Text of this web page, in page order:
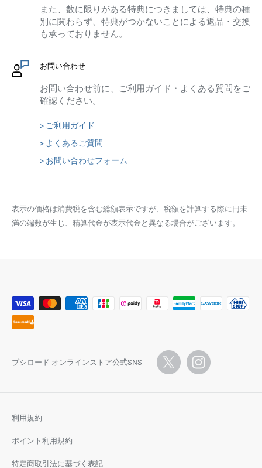
また、数に限りがある特典につきましては、特典の種
別に関わらず、特典がつかないことによる返品・交換
も承っておりません。
お問い合わせ
お問い合わせ前に、ご利用ガイド・よくある質問をご
確認ください。
> ご利用ガイド
> よくあるご質問
> お問い合わせフォーム
表示の価格は消費税を含む総額表示ですが、税額を計算する際に円未
満の端数が生じ、精算代金が表示代金と異なる場合がございます。
ブシロード オンラインストア公式SNS
利用規約
ポイント利用規約
特定商取引法に基づく表記